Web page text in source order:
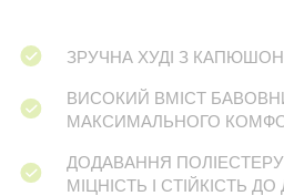
ЗРУЧНА ХУДІ З
ВИСОКИЙ ВМІСТ
МАКСИМАЛЬНОГО
ДОДАВАННЯ
МІЦНІСТЬ І СТІЙКІСТЬ